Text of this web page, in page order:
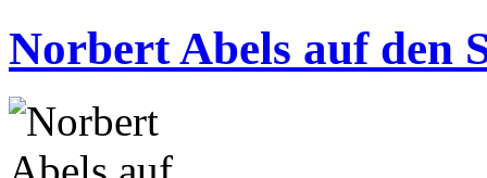
Norbert Abels auf den